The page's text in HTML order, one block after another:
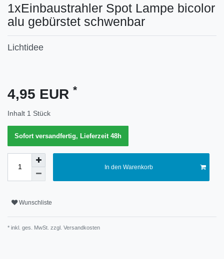
1xEinbaustrahler Spot Lampe bicolor
alu gebürstet schwenbar
Lichtidee
Merkmal
4,95 EUR *
Inhalt 1 Stück
Sofort versandfertig, Lieferzeit 48h
In den Warenkorb
Wunschliste
* inkl. ges. MwSt. zzgl. Versandkosten